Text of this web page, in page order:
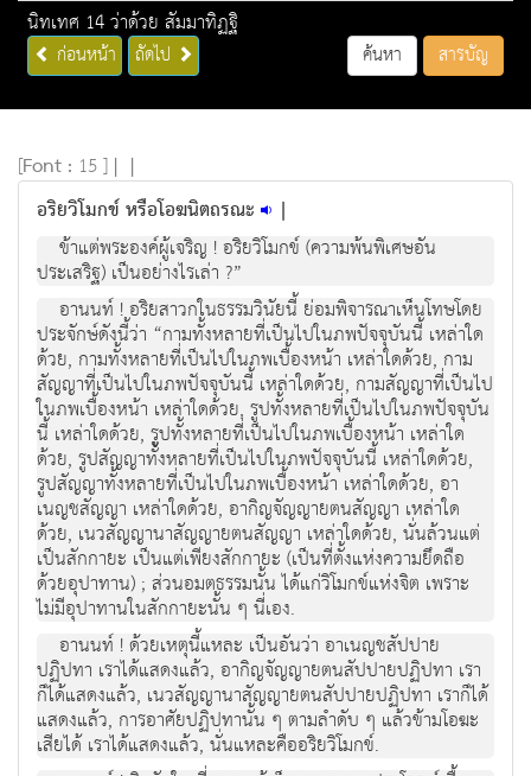
นิทเทศ 14 ว่าด้วย สัมมาทิฏฐิ
ก่อนหน้า ถัดไป ค้นหา สารบัญ
[Font : 15 ] | |
อริยวิโมกข์ หรือโอฆนิตถรณะ |
ข้าแต่พระองค์ผู้เจริญ ! อริยวิโมกข์ (ความพ้นพิเศษอัน
ประเสริฐ) เป็นอย่างไรเล่า ?”
อานนท์ ! อริยสาวกในธรรมวินัยนี้ ย่อมพิจารณาเห็นโทษโดย
ประจักษ์ดังนี้ว่า “กามทั้งหลายที่เป็นไปในภพปัจจุบันนี้ เหล่าใด
ด้วย, กามทั้งหลายที่เป็นไปในภพเบื้องหน้า เหล่าใดด้วย, กาม
สัญญาที่เป็นไปในภพปัจจุบันนี้ เหล่าใดด้วย, กามสัญญาที่เป็นไป
ในภพเบื้องหน้า เหล่าใดด้วย, รูปทั้งหลายที่เป็นไปในภพปัจจุบัน
นี้ เหล่าใดด้วย, รูปทั้งหลายที่เป็นไปในภพเบื้องหน้า เหล่าใด
ด้วย, รูปสัญญาทั้งหลายที่เป็นไปในภพปัจจุบันนี้ เหล่าใดด้วย,
รูปสัญญาทั้งหลายที่เป็นไปในภพเบื้องหน้า เหล่าใดด้วย, อา
เนญชสัญญา เหล่าใดด้วย, อากิญจัญญายตนสัญญา เหล่าใด
ด้วย, เนวสัญญานาสัญญายตนสัญญา เหล่าใดด้วย, นั่นล้วนแต่
เป็นสักกายะ เป็นแต่เพียงสักกายะ (เป็นที่ตั้งแห่งความยึดถือ
ด้วยอุปาทาน) ; ส่วนอมตธรรมนั้น ได้แก่วิโมกข์แห่งจิต เพราะ
ไม่มีอุปาทานในสักกายะนั้น ๆ นี่เอง.
อานนท์ ! ด้วยเหตุนี้แหละ เป็นอันว่า อาเนญชสัปปาย
ปฏิปทา เราได้แสดงแล้ว, อากิญจัญญายตนสัปปายปฏิปทา เรา
ก็ได้แสดงแล้ว, เนวสัญญานาสัญญายตนสัปปายปฏิปทา เราก็ได้
แสดงแล้ว, การอาศัยปฏิปทานั้น ๆ ตามลำดับ ๆ แล้วข้ามโอฆะ
เสียได้ เราได้แสดงแล้ว, นั่นแหละคืออริยวิโมกข์.